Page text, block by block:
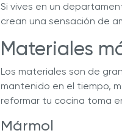
Si vives en un
crean una sensación de
Materiales
Los materiales son de
mantenido en el tiempo,
reformar tu cocina toma
Mármol